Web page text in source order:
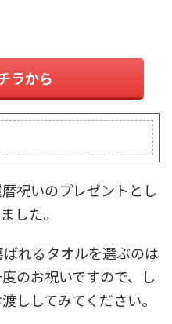
ラから
祝いのプレゼントとし
した。
れるタオルを選ぶのは
のお祝いですので、し
ししてみてください。